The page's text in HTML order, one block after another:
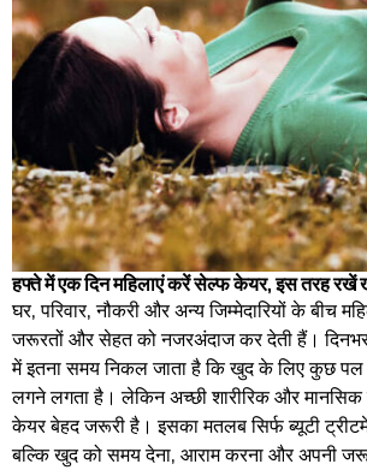
हफ्ते में एक दिन महिलाएं करें सेल्फ केयर, इस तरह रखें
घर, परिवार, नौकरी और अन्य जिम्मेदारियों के बीच
जरूरतों और सेहत को नजरअंदाज कर देती हैं।
में इतना समय निकल जाता है कि खुद के लिए कुछ पल
लगने लगता है। लेकिन अच्छी शारीरिक और
केयर बेहद जरूरी है। इसका मतलब सिर्फ ब्यूटी
बल्कि खुद को समय देना, आराम करना और अपनी